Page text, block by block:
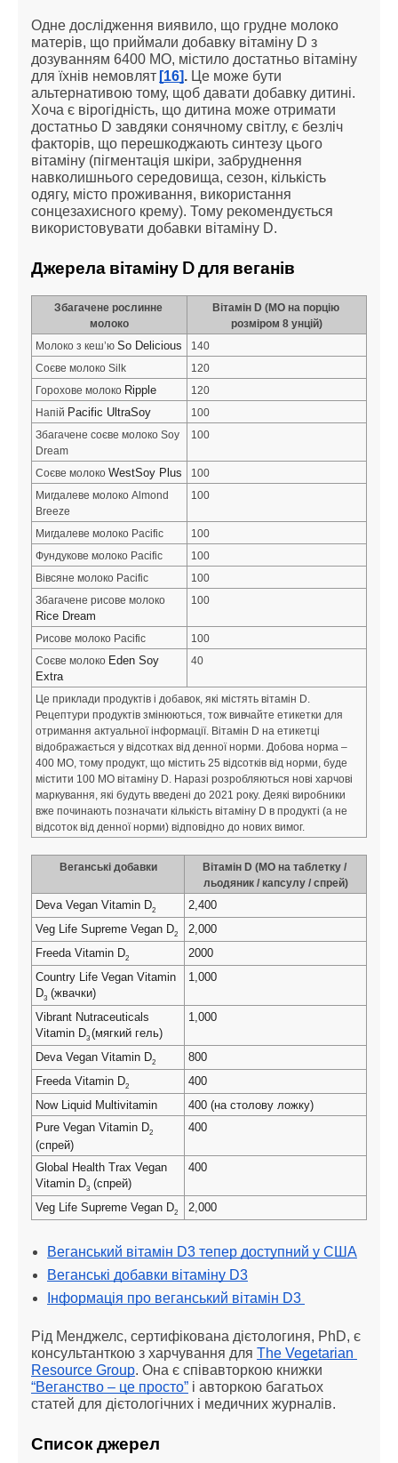
Одне дослідження виявило, що грудне молоко
матерів, що приймали добавку вітаміну D з
дозуванням 6400 МО, містило достатньо вітаміну
для їхнів немовлят [16]. Це може бути
альтернативою тому, щоб давати добавку дитині.
Хоча є вірогідність, що дитина може отримати
достатньо D завдяки сонячному світлу, є безліч
факторів, що перешкоджають синтезу цього
вітаміну (пігментація шкіри, забруднення
навколишнього середовища, сезон, кількість
одягу, місто проживання, використання
сонцезахисного крему). Тому рекомендується
використовувати добавки вітаміну D.
Джерела вітаміну D для веганів
Збагачене рослинне
молоко
Вітамін D (МО на порцію
розміром 8 унцій)
Молоко з кеш’ю So Delicious
140
Соєве молоко Silk
120
Горохове молоко Ripple
120
Напій Pacific UltraSoy
100
Збагачене соєве молоко Soy
Dream
100
Соєве молоко WestSoy Plus
100
Мигдалеве молоко Almond
Breeze
100
Мигдалеве молоко Pacific
100
Фундукове молоко Pacific
100
Вівсяне молоко Pacific
100
Збагачене рисове молоко
Rice Dream
100
Рисове молоко Pacific
100
Соєве молоко Eden Soy
Extra
40
Це приклади продуктів і добавок, які містять вітамін D.
Рецептури продуктів змінюються, тож вивчайте етикетки для
отримання актуальної інформації. Вітамін D на етикетці
відображається у відсотках від денної норми. Добова норма –
400 МО, тому продукт, що містить 25 відсотків від норми, буде
містити 100 МО вітаміну D. Наразі розробляються нові харчові
маркування, які будуть введені до 2021 року. Деякі виробники
вже починають позначати кількість вітаміну D в продукті (а не
відсоток від денної норми) відповідно до нових вимог.
Веганські добавки
Вітамін D (МО на таблетку /
льодяник / капсулу / спрей)
Deva Vegan Vitamin D2
2,400
Veg Life Supreme Vegan D2
2,000
Freeda Vitamin D2
2000
Country Life Vegan Vitamin
D3 (жвачки)
1,000
Vibrant Nutraceuticals
Vitamin D3 (мягкий гель)
1,000
Deva Vegan Vitamin D2
800
Freeda Vitamin D2
400
Now Liquid Multivitamin
400 (на столову ложку)
Pure Vegan Vitamin D2
(спрей)
400
Global Health Trax Vegan
Vitamin D3 (спрей)
400
Veg Life Supreme Vegan D2 2,000
Веганський вітамін D3 тепер доступний у США
Веганські добавки вітаміну D3
Інформація про веганський вітамін D3
Рід Менджелс, сертифікована дієтологиня, PhD, є
консультанткою з харчування для The Vegetarian
Resource Group
“Веганство – це просто” і авторкою багатьох
статей для дієтологічних і медичних журналів.
Список джерел